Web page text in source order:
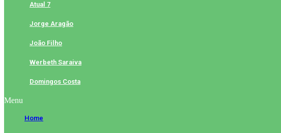
Atual 7
Jorge Aragão
João Filho
Werbeth Saraiva
Domingos Costa
Menu
Home